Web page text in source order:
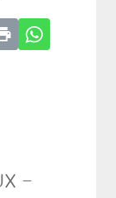
-